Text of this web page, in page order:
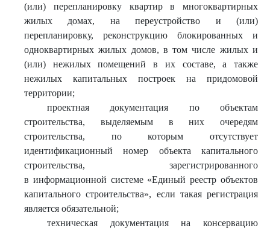
(или) перепланировку квартир в многоквартирных
жилых домах, на переустройство и (или)
перепланировку, реконструкцию блокированных и
одноквартирных жилых домов, в том числе жилых и
(или) нежилых помещений в их составе, а также
нежилых капитальных построек на придомовой
территории;
проектная документация по объектам
строительства, выделяемым в них очередям
строительства, по которым отсутствует
идентификационный номер объекта капитального
строительства, зарегистрированного
в информационной системе «Единый реестр объектов
капитального строительства», если такая регистрация
является обязательной;
техническая документация на консервацию